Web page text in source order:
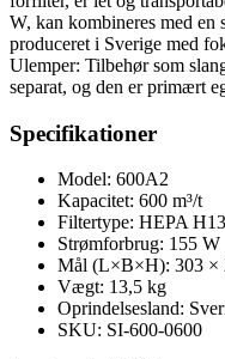
W, kan kombineres med
produceret i Sverige med
Ulemper: Tilbehør som
separat, og den er primært
Specifikationer
Model: 600A2
Kapacitet: 600 m³/t
Filtertype: HEPA
Strømforbrug: 155 W
Mål (L×B×H): 303 ×
Vægt: 13,5 kg
Oprindelsesland:
SKU: SI-600-0600